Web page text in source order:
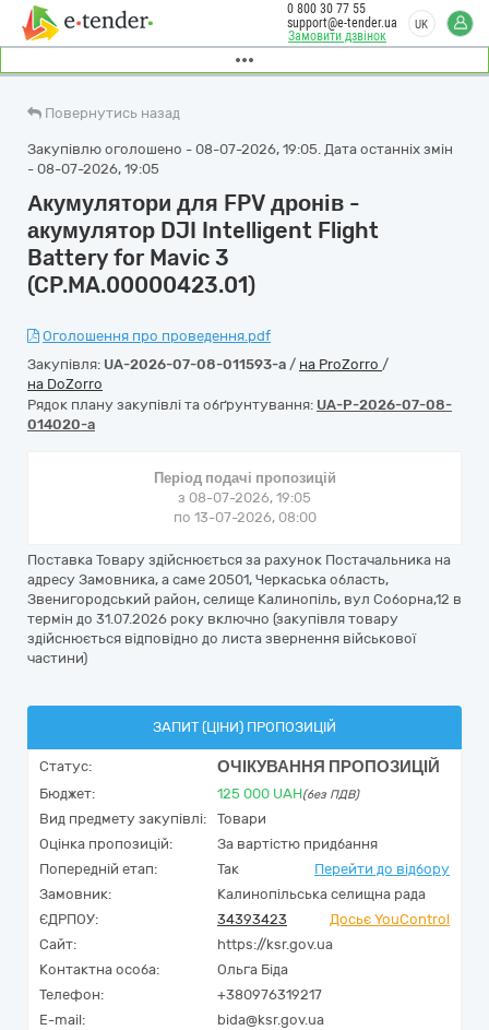
Замовити дзвінок
0 800 30 77 55
support@e-tender.ua
UK
Повернутись назад
Закупівлю оголошено - 08-07-2026, 19:05. Дата останніх змін
- 08-07-2026, 19:05
Акумулятори для FPV дронів -
акумулятор DJI Intelligent Flight
Battery for Mavic 3
(CP.MA.00000423.01)
Оголошення про проведення.pdf
Закупівля: UA-2026-07-08-011593-a / на ProZorro /
на DoZorro
Рядок плану закупівлі та обґрунтування: UA-P-2026-07-08-
014020-a
Період подачі пропозицій
з 08-07-2026, 19:05
по 13-07-2026, 08:00
Поставка Товару здійснюється за рахунок Постачальника на
адресу Замовника, а саме 20501, Черкаська область,
Звенигородський район, селище Калинопіль, вул Соборна,12 в
термін до 31.07.2026 року включно (закупівля товару
здійснюється відповідно до листа звернення військової
частини)
ЗАПИТ (ЦІНИ) ПРОПОЗИЦІЙ
Статус: ОЧІКУВАННЯ ПРОПОЗИЦІЙ
Бюджет: 125 000 UAH(без ПДВ)
Вид предмету закупівлі:
Товари
Оцінка пропозицій:
За вартістю придбання
Попередній етап:
Так
Перейти до відбору
Замовник:
Калинопільська селищна рада
ЄДРПОУ:
34393423
Досьє YouControl
Сайт:
https://ksr.gov.ua
Контактна особа:
Ольга Біда
Телефон:
+380976319217
E-mail:
bida@ksr.gov.ua